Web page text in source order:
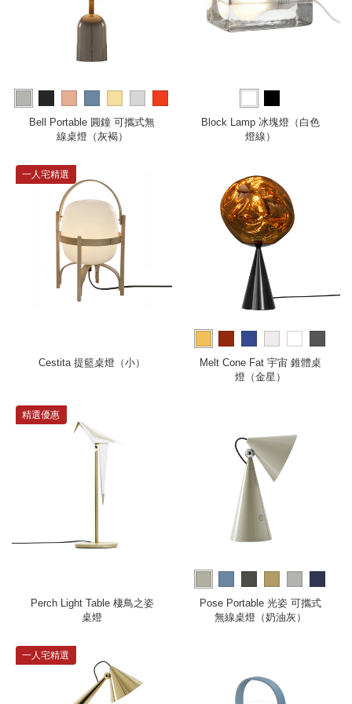
more
Bell Portable 圓鐘 可攜式無
線桌燈（灰褐）
Block Lamp 冰塊燈（白色
燈線）
一人宅精選
Cestita 提籃桌燈（小） more
Melt Cone Fat 宇宙 錐體桌
燈（金星）
精選優惠
Perch Light Table 棲鳥之姿
桌燈
more
Pose Portable 光姿 可攜式
無線桌燈（奶油灰）
一人宅精選